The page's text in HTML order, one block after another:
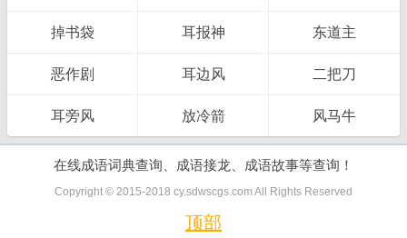
掉书袋 耳报神 东道主
恶作剧 耳边风 二把刀
耳旁风 放冷箭 风马牛
在线成语词典查询、成语接龙、成语故事等查询！
Copyright © 2015-2018 cy.sdwscgs.com All Rights Reserved
顶部